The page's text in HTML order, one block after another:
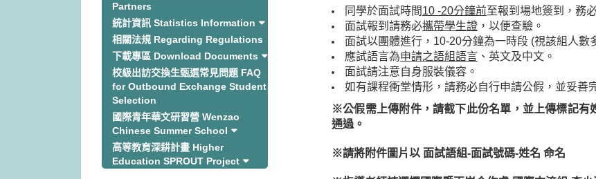
Partners
統計資訊 Statistics Information
相關法規 Regarding Regulations
下載專區 Download Documents
校級出訪交換生甄選常見問題 FAQ
for Outbound Exchange Student
Selection
國際青年華文研習營 Wenzao
Chinese Summer School
高等教育深耕計畫 Higher
Education SPROUT Project
同學於面試時間10 -20分鐘前至報到場地簽到，務
面試報到請務必攜帶學生證 ，以便查驗。
面試以團體進行， 10-20分鐘為一時段 (視該組人數
應試語言為申請之語組語言 、英文及中文。
面試請注意自身服裝儀容。
如有課程衝堂情形，請務必自行申請公假，並妥善
※公假需上傳附件，請截下此份名單，並上傳標記有
通過。
※請將附件圖片以 面試語組-面試號碼-姓名 命名